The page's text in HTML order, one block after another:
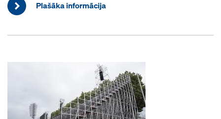
Plašāka informācija